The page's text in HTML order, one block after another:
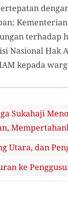
terhadap
Nasional
kepada
Sukahaji
Utara, dan
ke